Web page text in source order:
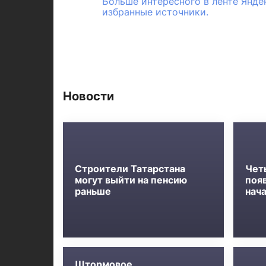
избранные источники.
Новости
Строители Татарстана
могут выйти на пенсию
раньше